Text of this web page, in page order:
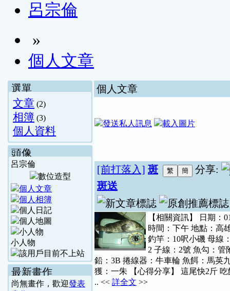
呂宗倫
»
個人文章
選單
文章 (2)
相簿 (3)
個人資料
頭像
呂宗倫
小人物
最新畫作
尚無畫作，歡迎發表
個人文章
分享:
[前打落入] 斑
斑送
【相關資訊】 日期：
時間：下午 地點：高
釣竿：10呎小磯 母線
2 子線：2號 魚勾：管
鉛：3B 捲線器：牛車輪 魚餌：馬英
獲：一朱 【心得分享】 這尾快2斤 吃
.. << 詳全文 >>